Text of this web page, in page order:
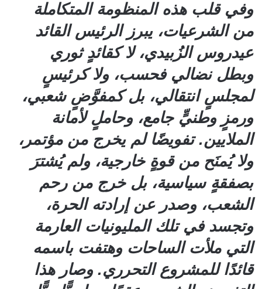
وفي قلب هذه المنظومة المتكاملة
من الشرعيات، يبرز الرئيس القائد
عيدروس الزُبيدي، لا كقائدٍ ثوري
وبطل نضالي فحسب، ولا كرئيسٍ
لمجلسٍ انتقالي، بل كمفوَّضٍ شعبي،
ورمزٍ وطنيٍّ جامع، وحاملٍ لأمانة
الملايين. تفويضًا لم يخرج من مؤتمر،
ولا يُمنَح من قوةٍ خارجية، ولم يُشترَ
بصفقةٍ سياسية، بل خرج من رحم
الشعب، وصدر عن إرادته الحرة،
وتجسد في تلك المليونيات العارمة
التي ملأت الساحات وهتفت باسمه
قائدًا للمشروع التحرري. وصار هذا